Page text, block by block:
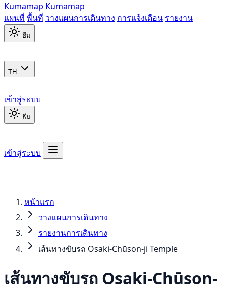
Kumamap Kumamap
แผนที่ พื้นที่ วางแผนการเดินทาง การแจ้งเตือน รายงาน
ธีม
TH
เข้าสู่ระบบ
ธีม
เข้าสู่ระบบ
หน้าแรก
วางแผนการเดินทาง
รายงานการเดินทาง
เส้นทางขับรถ Osaki-Chūson-ji Temple
เส้นทางขับรถ Osaki-Chūson-